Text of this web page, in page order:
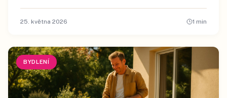
25. května 2026 1 min
BYDLENÍ